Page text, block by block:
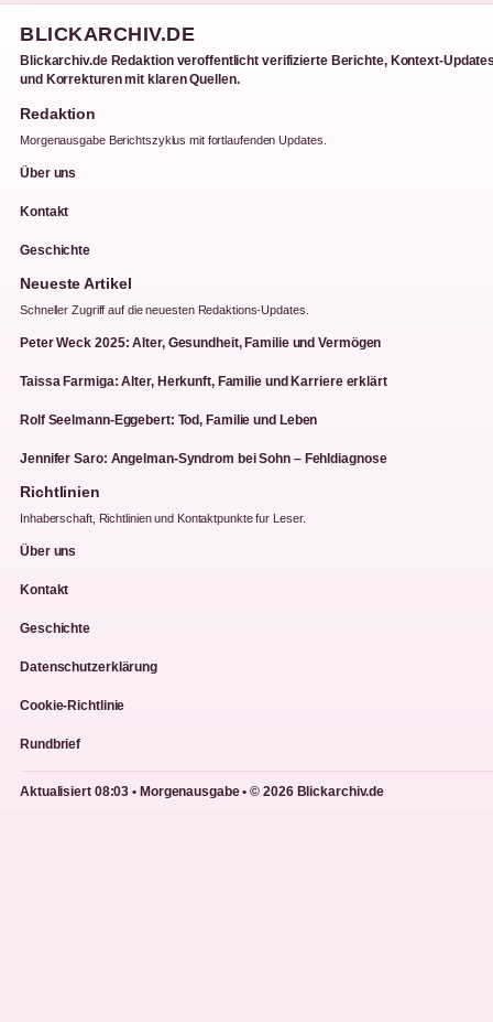
BLICKARCHIV.DE
Blickarchiv.de Redaktion veroffentlicht verifizierte Berichte, Kontext-
und Korrekturen mit klaren Quellen.
Redaktion
Morgenausgabe Berichtszyklus mit fortlaufenden Updates.
Über uns
Kontakt
Geschichte
Neueste Artikel
Schneller Zugriff auf die neuesten Redaktions-Updates.
Peter Weck 2025: Alter, Gesundheit, Familie und Vermögen
Taissa Farmiga: Alter, Herkunft, Familie und Karriere erklärt
Rolf Seelmann-Eggebert: Tod, Familie und Leben
Jennifer Saro: Angelman-Syndrom bei Sohn – Fehldiagnose
Richtlinien
Inhaberschaft, Richtlinien und Kontaktpunkte fur Leser.
Über uns
Kontakt
Geschichte
Datenschutzerklärung
Cookie-Richtlinie
Rundbrief
Aktualisiert 08:03 • Morgenausgabe • © 2026 Blickarchiv.de